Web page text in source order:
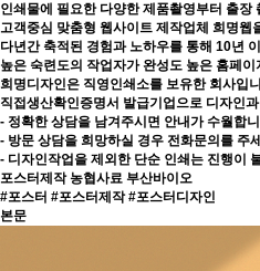
인쇄물에 필요한 다양한 제품촬영부터 출장
고객중심 맞춤형 웹사이트 제작업체 희명웹
다년간 축적된 경험과 노하우를 통해 10년
높은 숙련도의 작업자가 완성도 높은 홈페
희명디자인은 직영인쇄소를 보유한 회사입
직접생산확인증명서 발급기업으로 디자인
- 정확한 상담을 남겨주시면 안내가 수월합
- 방문 상담을 희망하실 경우 전화문의를 주
- 디자인작업을 제외한 단순 인쇄는 진행이
포스터제작 농협사료 부산바이오
#포스터 #포스터제작 #포스터디자인
본문